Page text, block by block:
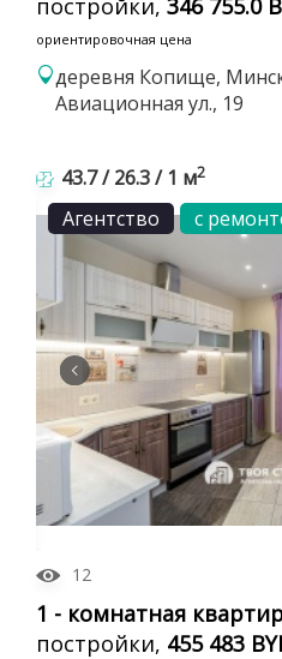
ориентировочная цена
деревня Копище,
Авиационная ул., 19
43.7 / 26.3 / 1 м2
Агентство
с
12
1 - комнатная
постройки, 455 483